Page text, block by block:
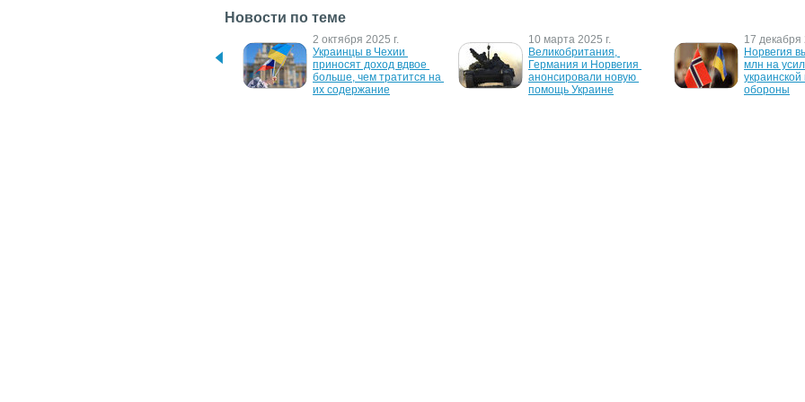
Новости по теме
2 октября 2025 г.
Украинцы в Чехии
приносят доход вдвое
больше, чем тратится на
их содержание
10 марта 2025 г.
Великобритания,
Германия и Норвегия
анонсировали новую
помощь Украине
17 декабря
Норвегия
млн на
украинской
обороны